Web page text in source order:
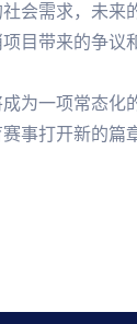
会需求，未
目带来的争议
为一项常态
事打开新的